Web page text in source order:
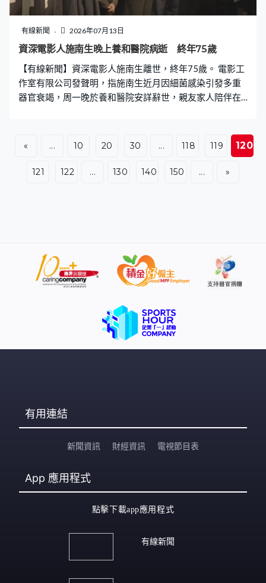
有線新聞 2026年07月13日
資深電影人施南生晚上養和醫院病逝 終年75歲
【有線新聞】資深電影人施南生離世，終年75歲。 電影工
作室有限公司發聲明，指施南生近月因細菌感染引發多重
器官衰竭，周一晚於養和醫院安詳辭世，親友家人陪伴在
「終身成就獎」。
« ... 10 20 30 ... 118 119 120
121 122 ... 130 140 150 ... »
有用連結
新聞資訊 財經資訊 電視節目表
App 應用程式
點擊下載app應用程式
有線新聞